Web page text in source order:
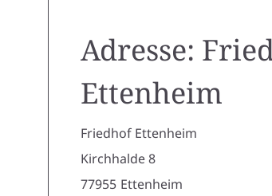
Adresse:
Ettenheim
Friedhof Ettenheim
Kirchhalde 8
77955 Ettenheim